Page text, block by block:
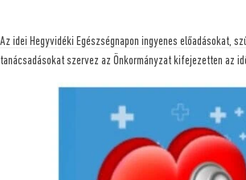
Az idei Hegyvidéki Egészségnapon ingyenes előadásokat,
tanácsadásokat szervez az Önkormányzat kifejezetten az